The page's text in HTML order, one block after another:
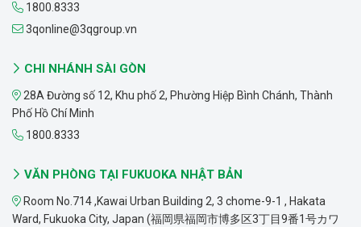
1800.8333
3qonline@3qgroup.vn
CHI NHÁNH SÀI GÒN
28A Đường số 12, Khu phố 2, Phường Hiệp Bình Chánh, Thành
Phố Hồ Chí Minh
1800.8333
VĂN PHÒNG TẠI FUKUOKA NHẬT BẢN
Room No.714 ,Kawai Urban Building 2, 3 chome-9-1 , Hakata
Ward, Fukuoka City, Japan (福岡県福岡市博多区3丁目9番1号カワ